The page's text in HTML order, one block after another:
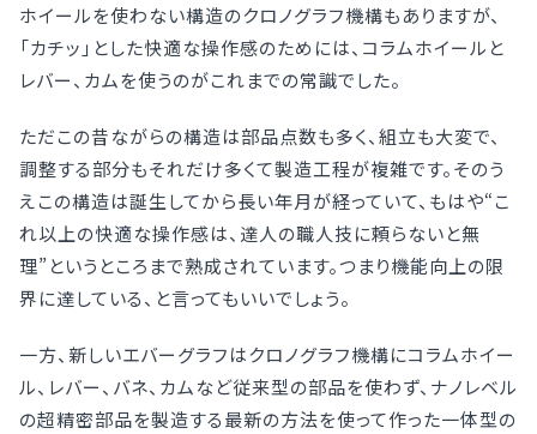
ホイールを使わない構造のクロノグラフ機構もありますが、
「カチッ」とした快適な操作感のためには、コラムホイールと
レバー、カムを使うのがこれまでの常識でした。
ただこの昔ながらの構造は部品点数も多く、組立も大変で、
調整する部分もそれだけ多くて製造工程が複雑です。そのう
えこの構造は誕生してから長い年月が経っていて、もはや“こ
れ以上の快適な操作感は、達人の職人技に頼らないと無
理”というところまで熟成されています。つまり機能向上の限
界に達している、と言ってもいいでしょう。
一方、新しいエバーグラフはクロノグラフ機構にコラムホイー
ル、レバー、バネ、カムなど従来型の部品を使わず、ナノレベル
の超精密部品を製造する最新の方法を使って作った一体型の